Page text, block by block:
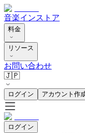
音楽インストア
料金
リソース
お問い合わせ
🇯🇵
ログイン アカウント作
ログイン